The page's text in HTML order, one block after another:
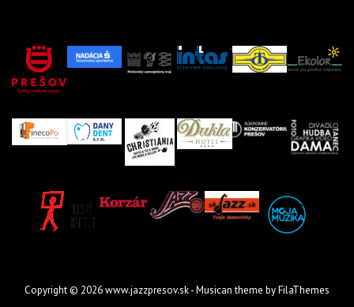
Copyright © 2026www.jazzpresov.sk- Musican theme byFilaThemes